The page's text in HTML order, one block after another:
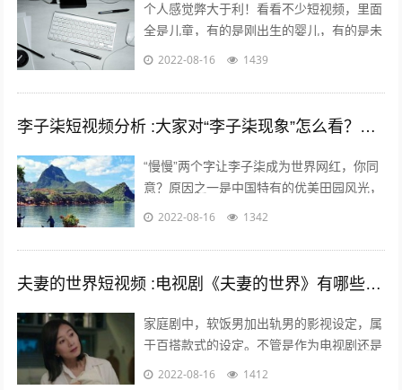
个人感觉弊大于利！看看不少短视频，里面
全是儿童，有的是刚出生的婴儿，有的是未
上幼儿园的幼儿，有的是幼儿园的孩子，还
2022-08-16 1439
李子柒短视频分析 :大家对“李子柒现象”怎么看？她成功的背后原因是什么？
“慢慢”两个字让李子柒成为世界网红，你同
意？原因之一是中国特有的优美田园风光，
慢慢出现。二是历史悠久的中国农耕生活，
2022-08-16 1342
夫妻的世界短视频 :电视剧《夫妻的世界》有哪些槽点？
家庭剧中，软饭男加出轨男的影视设定，属
于百搭款式的设定。不管是作为电视剧还是
电影，长的短的都有讲不完的故事；也都能
2022-08-16 1412